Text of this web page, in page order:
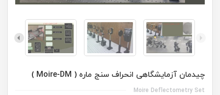
چیدمان آزمایشگاهی انحراف سنج ماره ( Moire-DM )
Moire Deflectometry Set